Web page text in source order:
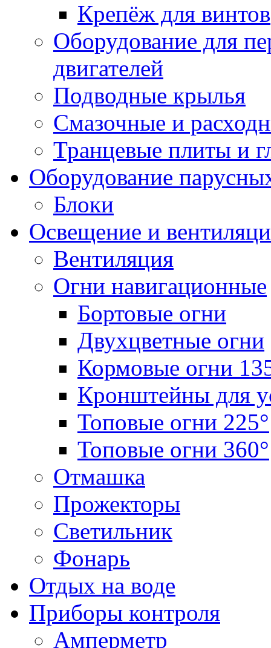
Крепёж для винтов
Оборудование для
двигателей
Подводные крылья
Смазочные и
Транцевые плиты и
Оборудование
Блоки
Освещение и
Вентиляция
Огни навигационные
Бортовые огни
Двухцветные огни
Кормовые огни
Кронштейны для
Топовые огни 225°
Топовые огни 360°
Отмашка
Прожекторы
Светильник
Фонарь
Отдых на воде
Приборы контроля
Амперметр